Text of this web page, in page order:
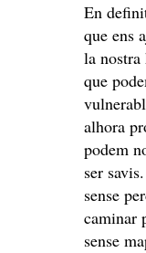
En
que ens
la nostra
que
alhora
podem
ser
sense
caminar
sense